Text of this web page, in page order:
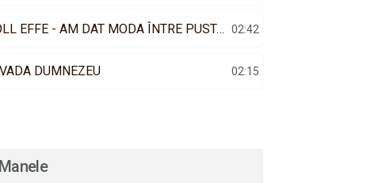
ADRIAN NOROCEL SI SENOLL EFFE - AM DAT MODA ÎNTRE PUSTANI 02:42
DUMNEZEU 02:15
Manele